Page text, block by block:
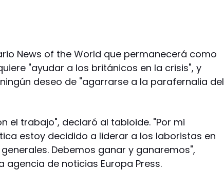
News of the World que permanecerá como
"ayudar a los británicos en la crisis", y
deseo de "agarrarse a la parafernalia del
el trabajo", declaró al tabloide. "Por mi
estoy decidido a liderar a los laboristas en
Debemos ganar y ganaremos",
agencia de noticias Europa Press.